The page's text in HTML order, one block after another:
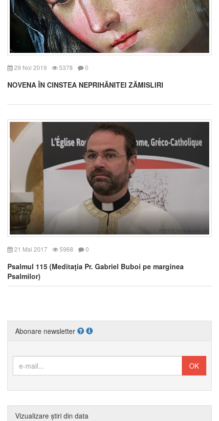
29 Noi 2019 5378 0
NOVENA ÎN CINSTEA NEPRIHĂNITEI ZĂMISLIRI
21 Mai 2017 5968 0
Psalmul 115 (Meditaţia Pr. Gabriel Buboi pe marginea
Psalmilor)
Abonare newsletter
Vizualizare știri din data